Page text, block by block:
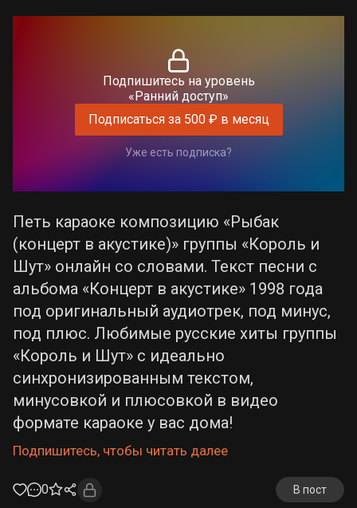
Подпишитесь на уровень
«Ранний доступ»
Подписаться за 500 ₽ в месяц
Уже есть подписка?
Петь караоке композицию «Рыбак
(концерт в акустике)» группы «Король и
Шут» онлайн со словами. Текст песни с
альбома «Концерт в акустике» 1998 года
под оригинальный аудиотрек, под минус,
под плюс. Любимые русские хиты группы
«Король и Шут» с идеально
синхронизированным текстом,
минусовкой и плюсовкой в видео
формате караоке у вас дома!
Подпишитесь, чтобы читать далее
0 В пост